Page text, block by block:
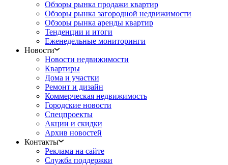
Обзоры рынка продажи квартир
Обзоры рынка загородной недвижимости
Обзоры рынка аренды квартир
Тенденции и итоги
Еженедельные мониторинги
Новости
Новости недвижимости
Квартиры
Дома и участки
Ремонт и дизайн
Коммерческая недвижимость
Городские новости
Спецпроекты
Акции и скидки
Архив новостей
Контакты
Реклама на сайте
Служба поддержки